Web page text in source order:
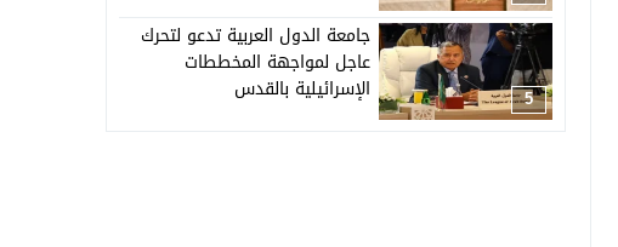
5
جامعة الدول العربية تدعو لتحرك
عاجل لمواجهة المخططات
الإسرائيلية بالقدس